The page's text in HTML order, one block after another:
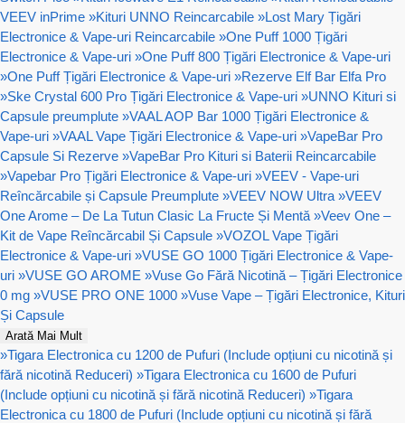
VEEV inPrime »Kituri UNNO Reincarcabile »Lost Mary Țigări
Electronice & Vape-uri Reincarcabile »One Puff 1000 Țigări
Electronice & Vape-uri »One Puff 800 Țigări Electronice & Vape-uri
»One Puff Țigări Electronice & Vape-uri »Rezerve Elf Bar Elfa Pro
»Ske Crystal 600 Pro Țigări Electronice & Vape-uri »UNNO Kituri si
Capsule preumplute »VAAL AOP Bar 1000 Țigări Electronice &
Vape-uri »VAAL Vape Țigări Electronice & Vape-uri »VapeBar Pro
Capsule Si Rezerve »VapeBar Pro Kituri si Baterii Reincarcabile
»Vapebar Pro Țigări Electronice & Vape-uri »VEEV - Vape-uri
Reîncărcabile și Capsule Preumplute »VEEV NOW Ultra »VEEV
One Arome – De La Tutun Clasic La Fructe Și Mentă »Veev One –
Kit de Vape Reîncărcabil Și Capsule »VOZOL Vape Țigări
Electronice & Vape-uri »VUSE GO 1000 Țigări Electronice & Vape-
uri »VUSE GO AROME »Vuse Go Fără Nicotină – Țigări Electronice
0 mg »VUSE PRO ONE 1000 »Vuse Vape – Țigări Electronice, Kituri
Și Capsule
Arată Mai Mult
»Tigara Electronica cu 1200 de Pufuri (Include opțiuni cu nicotină și
fără nicotină Reduceri) »Tigara Electronica cu 1600 de Pufuri
(Include opțiuni cu nicotină și fără nicotină Reduceri) »Tigara
Electronica cu 1800 de Pufuri (Include opțiuni cu nicotină și fără